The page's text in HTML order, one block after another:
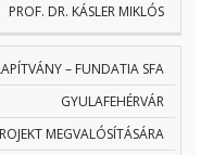
PROF. DR. KÁSLER MIKLÓS
– FUNDATIA SFA
GYULAFEHÉRVÁR
MEGVALÓSÍTÁSÁRA